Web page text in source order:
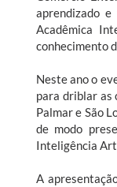
aprendizado
Acadêmica
conhecimento
Neste ano o
para driblar as
Palmar e São
de modo
Inteligência
A